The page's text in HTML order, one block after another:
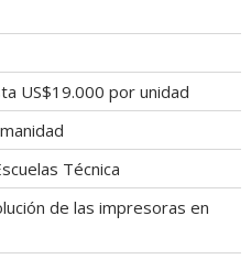
US$19.000 por unidad
Técnica
de las impresoras en